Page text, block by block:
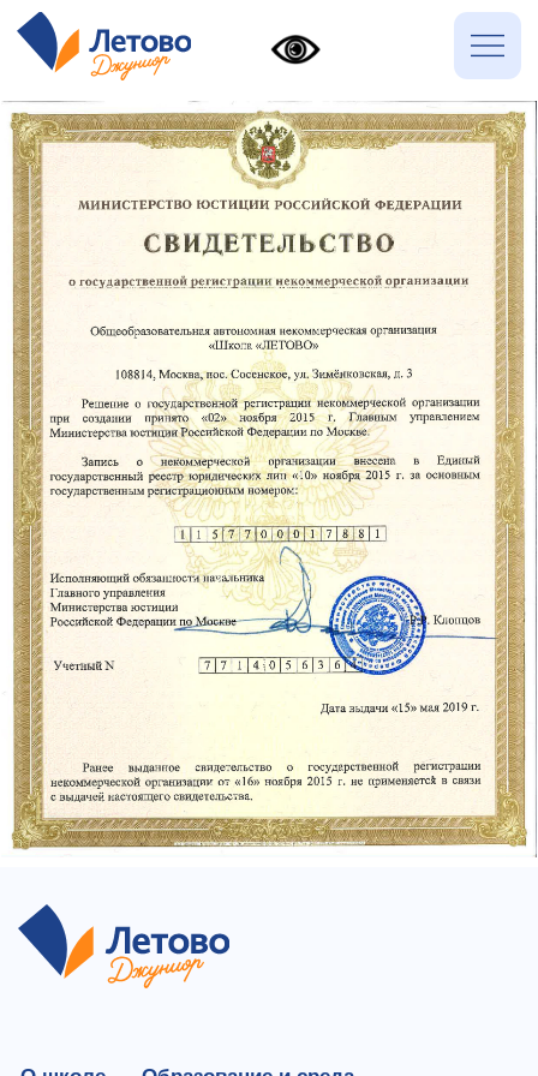
+7 980 150 98 00
+7 925 753 80 75
junior@letovo.ru
Политика конфиденциальности
Обработка перс. данных
Поступление Кампус Команда
О школе Образование и среда